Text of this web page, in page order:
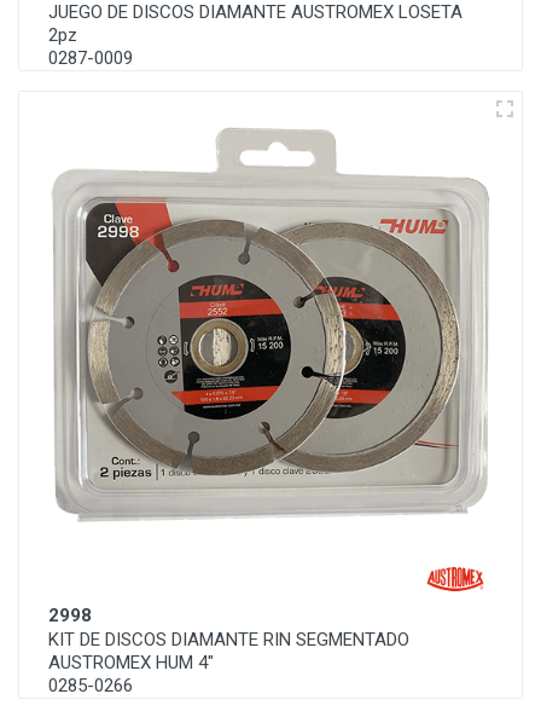
JUEGO DE DISCOS DIAMANTE AUSTROMEX LOSETA
2pz
0287-0009
2998
KIT DE DISCOS DIAMANTE RIN SEGMENTADO
AUSTROMEX HUM 4"
0285-0266